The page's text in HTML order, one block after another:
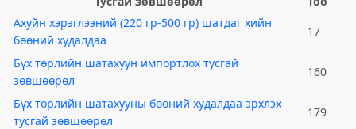
Ахуйн хэрэглээний (220 гр-500 гр) шатдаг хийн
бөөний худалдаа
17
Бүх төрлийн шатахуун импортлох тусгай
зөвшөөрөл
160
Бүх төрлийн шатахууны бөөний худалдаа эрхлэх
тусгай зөвшөөрөл
179